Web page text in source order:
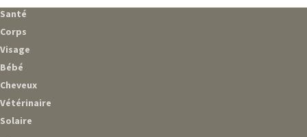
Santé
Corps
Visage
Bébé
Cheveux
Vétérinaire
Solaire